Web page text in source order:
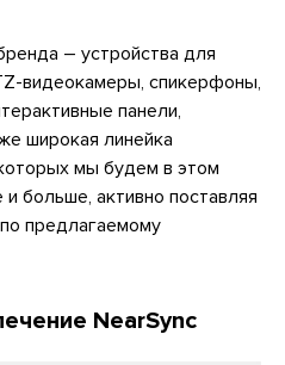
– устройства для
видеокамеры, спикерфоны,
панели,
широкая линейка
мы будем в этом
больше, активно поставляя
предлагаемому
NearSync